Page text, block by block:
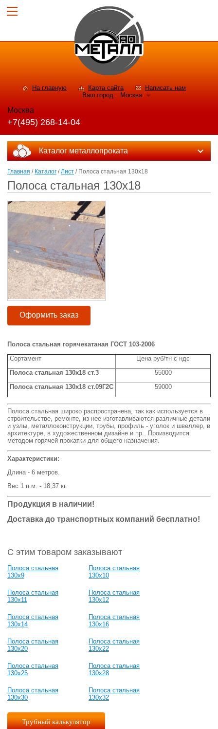
На главную Карта сайта
Написать нам
Ваш город:
Москва
Москва
+7(495) 268-14-04
Каталог металлопроката
Главная / Каталог /Лист / Полоса стальная 130x18
Полоса стальная 130x18
Оформить заказ
Полоса стальная горячекатаная ГОСТ 103-2006
Сортамент
Цена руб/тн с ндс
Полоса стальная 130x18 ст.3
55000
Полоса стальная 130x18 ст.09Г2С
59000
Полоса стальная широко распространена, так как используется в
строительстве, ремонте, из нее изготавливаются различные детали
и узлы, металлоконструкции, трубы, профиль - уголок и швеллер, в
архитектуре, в художественном дизайне и пр.. Производится
методом горячей прокатки для общего назначения.
Характеристики:
Длина - 6 метров.
Вес 1 п.м. - 18,37 кг.
Продукция в наличии!
Доставка до транспортных компаний бесплатно!
С этим товаром заказывают
Полоса стальная
130x9
Полоса стальная
130x10
Полоса стальная
130x11
Полоса стальная
130x12
Полоса стальная
130x14
Полоса стальная
130x16
Полоса стальная
130x20
Полоса стальная
130x22
Полоса стальная
130x25
Полоса стальная
130x28
Полоса стальная
130x30
Полоса стальная
130x32
Трубный калькулятор